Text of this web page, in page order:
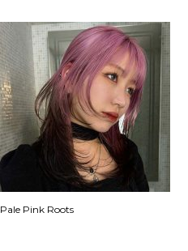
Pale Pink Roots